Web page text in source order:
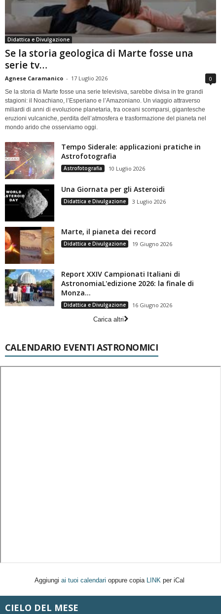
Didattica e Divulgazione
Se la storia geologica di Marte fosse una
serie tv…
Agnese Caramanico - 17 Luglio 2026 0
Se la storia di Marte fosse una serie televisiva, sarebbe divisa in tre grandi
stagioni: il Noachiano, l’Esperiano e l’Amazoniano. Un viaggio attraverso
miliardi di anni di evoluzione planetaria, tra oceani scomparsi, gigantesche
eruzioni vulcaniche, perdita dell’atmosfera e trasformazione del pianeta nel
mondo arido che osserviamo oggi.
Tempo Siderale: applicazioni pratiche in
Astrofotografia
Astrofotografia 10 Luglio 2026
Una Giornata per gli Asteroidi
Didattica e Divulgazione 3 Luglio 2026
Marte, il pianeta dei record
Didattica e Divulgazione 19 Giugno 2026
Report XXIV Campionati Italiani di
AstronomiaL'edizione 2026: la finale di
Monza...
Didattica e Divulgazione
16 Giugno 2026
Carica altri
CALENDARIO EVENTI ASTRONOMICI
Aggiungi ai tuoi calendari oppure copia LINK per iCal
CIELO DEL MESE